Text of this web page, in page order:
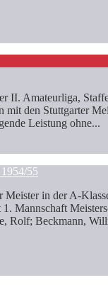
II. Amateurliga,
mit den Stuttgarter
Leistung ohne...
55
Meister in der A-
Mannschaft
Rolf; Beckmann,